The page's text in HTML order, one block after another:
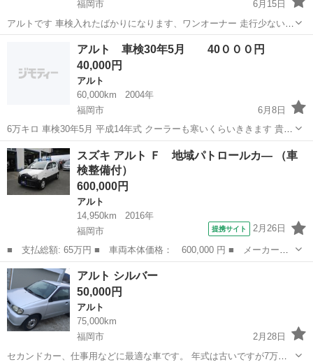
福岡市
6月15日
アルトです 車検入れたばかりになります、ワンオーナー 走行少ないで
す、大事に乗ってました、キーレス 一括支払い希望ですが、条件次第
では 分割考慮します。
アルト オーナー
アルト 車検30年5月 40０００円
40,000円
アルト
60,000km
2004年
福岡市
6月8日
6万キロ 車検30年5月 平成14年式 クーラーも寒いくらいききます 貴重
な一台です
福岡 福岡市 アルト クーラー
スズキ アルト Ｆ 地域パトロールカ― （車
検整備付）
600,000円
アルト
14,950km
2016年
福岡市
提携サイト 2月26日
■ 支払総額: 65万円 ■ 車両本体価格： 600,000 円 ■ メーカー
名： スズキ ■ 車種名： アルト ■ グレード名： Ｆ 地域パト
ロールカ― ■ 排気量： 660cc ■ ドア枚数： 5D ■ ミッション：
...
福岡 福岡市 アルト
アルト シルバー
50,000円
アルト
75,000km
福岡市
2月28日
セカンドカー、仕事用などに最適な車です。 年式は古いですが7万キ